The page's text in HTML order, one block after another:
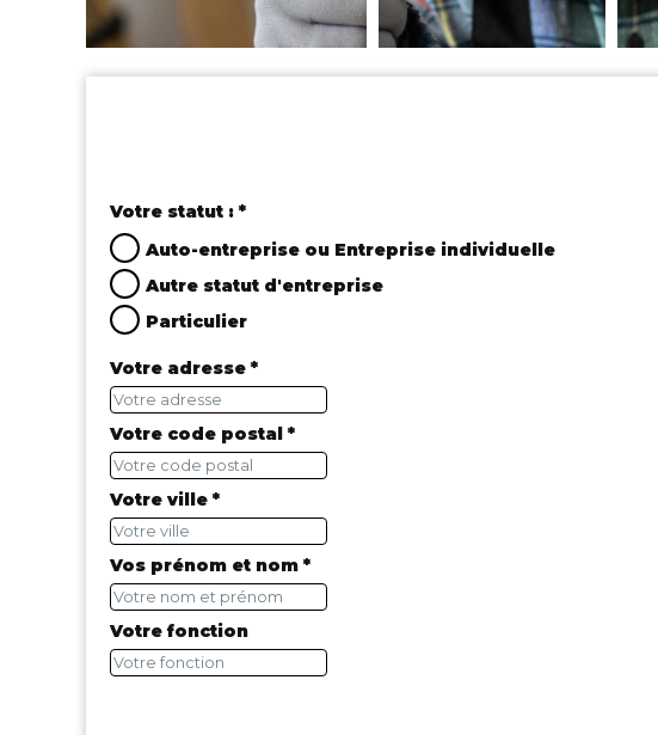
Votre statut : *
Auto-entreprise ou Entreprise individuelle
Autre statut d'entreprise
Particulier
Votre adresse *
Votre code postal *
Votre ville *
Vos prénom et nom *
Votre fonction